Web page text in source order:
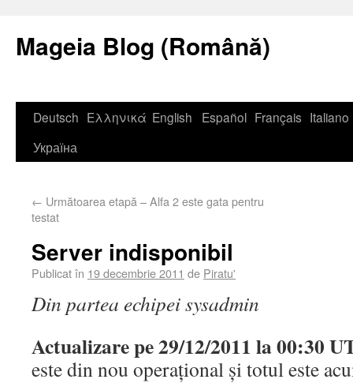
Mageia Blog (Română)
Deutsch Ελληνικά English Español Français Italiano
Україна
← Următoarea etapă – Alfa 2 este gata pentru
testat
Server indisponibil
Publicat în 19 decembrie 2011 de Piratu'
Din partea echipei sysadmin
Actualizare pe 29/12/2011 la 00:30
este din nou operațional și totul este